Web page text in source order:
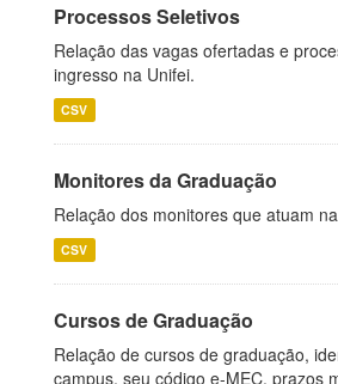
Processos Seletivos
Relação das vagas ofertadas e
ingresso na Unifei.
CSV
Monitores da Graduação
Relação dos monitores que atuam
CSV
Cursos de Graduação
Relação de cursos de graduação,
campus, seu código e-MEC, prazos